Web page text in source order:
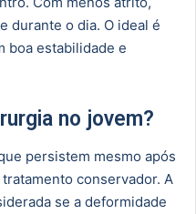
durante o dia. O ideal é
boa estabilidade e
no jovem?
persistem mesmo após
conservador. A
se a deformidade